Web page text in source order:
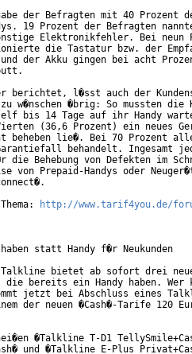
der Befragten mit 40 Prozent
19 Prozent der Befragten
Elektronikfehler. Bei neun
die Tastatur bzw. der
der Akku gingen bei acht
berichtet, l�sst auch der
w�nschen �brig: So mussten die
bis 14 Tage auf ihr Handy
(36,6 Prozent) ein neues
beheben lie�. Bei 70 Prozent
behandelt. Ingesamt
die Behebung von Defekten im
von Prepaid-Handys oder
http://www.tarif4you.de/
statt Handy f�r Neukunden
Talkline bietet ab sofort drei
bereits ein Handy haben. Wer
jetzt bei Abschluss eines
der neuen �Cash�-Tarife 120
�Talkline T-D1
und �Talkline E-Plus